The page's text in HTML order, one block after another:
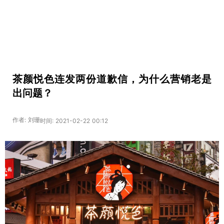
茶颜悦色连发两份道歉信，为什么营销老是
出问题？
作者: 刘珊时间: 2021-02-22 00:12